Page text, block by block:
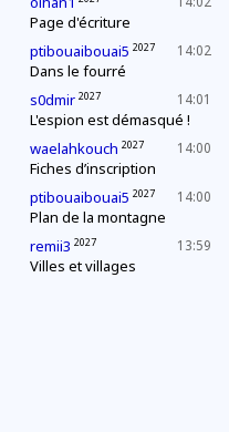
Page d'écriture
14:02
ptibouaibouai5 2027
Dans le fourré
14:01
s0dmir 2027
L'espion est démasqué !
14:00
waelahkouch 2027
Fiches d’inscription
14:00
ptibouaibouai5 2027
Plan de la montagne
13:59
remii3 2027
Villes et villages